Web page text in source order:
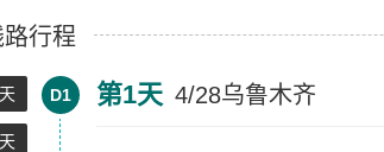
路行程
D1 第1天 4/28乌鲁木齐